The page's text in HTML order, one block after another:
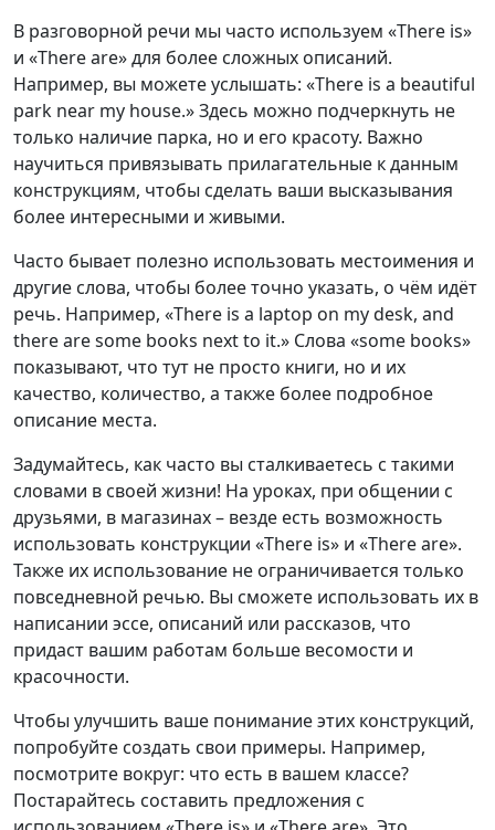
В разговорной речи мы часто используем «There is»
и «There are» для более сложных описаний.
Например, вы можете услышать: «There is a beautiful
park near my house.» Здесь можно подчеркнуть не
только наличие парка, но и его красоту. Важно
научиться привязывать прилагательные к данным
конструкциям, чтобы сделать ваши высказывания
более интересными и живыми.
Часто бывает полезно использовать местоимения и
другие слова, чтобы более точно указать, о чём идёт
речь. Например, «There is a laptop on my desk, and
there are some books next to it.» Слова «some books»
показывают, что тут не просто книги, но и их
качество, количество, а также более подробное
описание места.
Задумайтесь, как часто вы сталкиваетесь с такими
словами в своей жизни! На уроках, при общении с
друзьями, в магазинах – везде есть возможность
использовать конструкции «There is» и «There are».
Также их использование не ограничивается только
повседневной речью. Вы сможете использовать их в
написании эссе, описаний или рассказов, что
придаст вашим работам больше весомости и
красочности.
Чтобы улучшить ваше понимание этих конструкций,
попробуйте создать свои примеры. Например,
посмотрите вокруг: что есть в вашем классе?
Постарайтесь составить предложения с